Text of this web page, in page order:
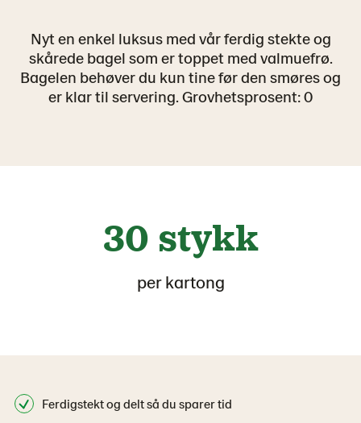
Nyt en enkel luksus med vår ferdig stekte og
skårede bagel som er toppet med valmuefrø.
Bagelen behøver du kun tine før den smøres og
er klar til servering. Grovhetsprosent: 0
30 stykk
per kartong
Ferdigstekt og delt så du sparer tid